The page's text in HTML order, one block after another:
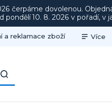
čerpáme dovolenou.
10. 8. 2026 v pořadí,
a reklamace zboží Více